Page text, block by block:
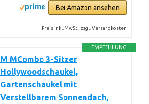
Bei Amazon ansehen
Preis inkl. MwSt., zzgl. Versandkosten
EMPFEHLUNG
M MCombo 3-Sitzer
Hollywoodschaukel,
Gartenschaukel mit
Verstellbarem Sonnendach,